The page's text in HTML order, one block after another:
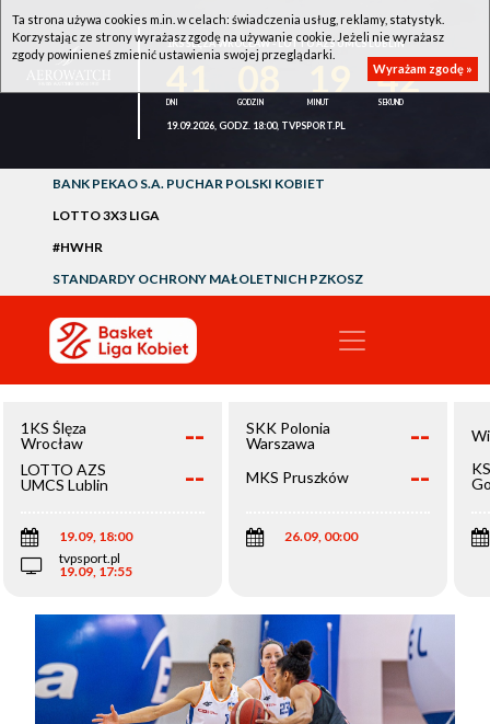
1KS ŚLĘZA WROCŁAW - LOTTO AZS UMCS LUBLIN
42
19.09.2026, GODZ. 18:00, TVPSPORT.PL
BANK PEKAO S.A. PUCHAR POLSKI KOBIET
LOTTO 3X3 LIGA
#HWHR
STANDARDY OCHRONY MAŁOLETNICH PZKOSZ
1KS Ślęza
Wrocław
--
LOTTO AZS
UMCS Lublin
--
19.09, 18:00
tvpsport.pl
19.09, 17:55
SKK Polonia
Warszawa
--
MKS Pruszków --
26.09, 00:00
Ta strona używa cookies m.in. w celach: świadczenia usług, reklamy, statystyk.
Korzystając ze strony wyrażasz zgodę na używanie cookie. Jeżeli nie wyrażasz
zgody powinieneś zmienić ustawienia swojej przeglądarki.
Wyrażam zgodę »